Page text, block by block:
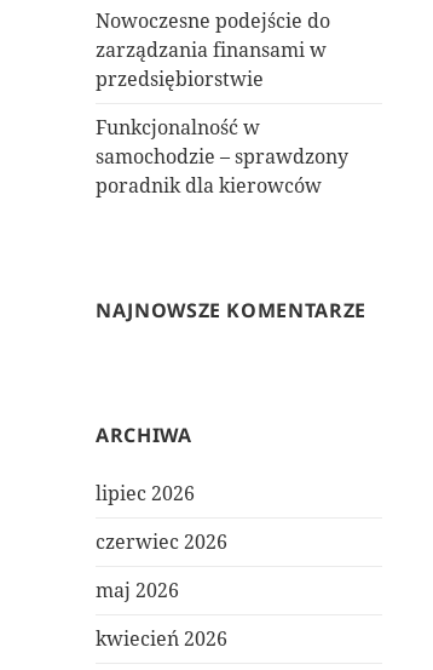
Nowoczesne podejście do
zarządzania finansami w
przedsiębiorstwie
Funkcjonalność w
samochodzie – sprawdzony
poradnik dla kierowców
NAJNOWSZE KOMENTARZE
ARCHIWA
lipiec 2026
czerwiec 2026
maj 2026
kwiecień 2026